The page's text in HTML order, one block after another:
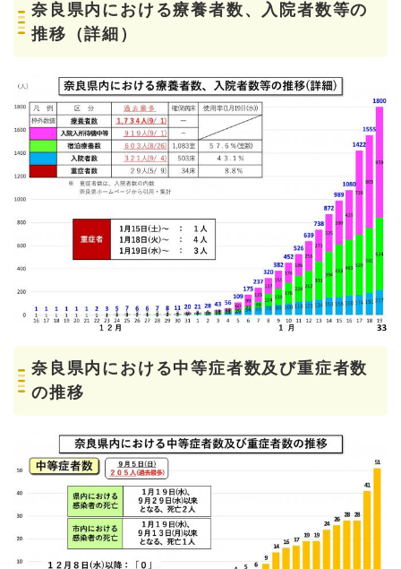
奈良県内における療養者数、入院者数等の
推移（詳細）
奈良県内における中等症者数及び重症者数
の推移